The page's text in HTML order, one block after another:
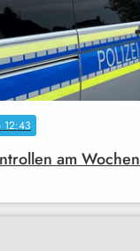
12:43
am